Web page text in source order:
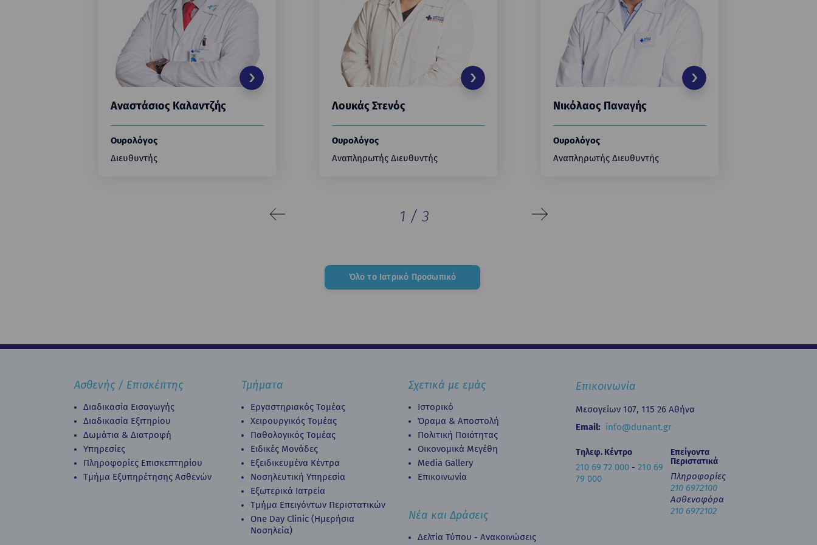
Αναστάσιος Καλαντζής
Ουρολόγος
Διευθυντής
Λουκάς Στενός
Ουρολόγος
Αναπληρωτής Διευθυντής
Νικόλαος Παναγής
Ουρολόγος
Αναπληρωτής Διευθυντής
1 / 3
Όλο το Ιατρικό Προσωπικό
Ασθενής / Επισκέπτης
Διαδικασία Εισαγωγής
Διαδικασία Eξιτηρίου
Δωμάτια & Διατροφή
Υπηρεσίες
Πληροφορίες Επισκεπτηρίου
Τμήμα Εξυπηρέτησης Ασθενών
Τμήματα
Εργαστηριακός Τομέας
Χειρουργικός Τομέας
Παθολογικός Τομέας
Ειδικές Μονάδες
Εξειδικευμένα Κέντρα
Νοσηλευτική Υπηρεσία
Εξωτερικά Ιατρεία
Τμήμα Επειγόντων Περιστατικών
Οne Day Clinic (Ημερήσια
Νοσηλεία)
Σχετικά με εμάς
Ιστορικό
Όραμα & Αποστολή
Πολιτική Ποιότητας
Οικονομικά Μεγέθη
Media Gallery
Επικοινωνία
Νέα και Δράσεις
Δελτία Τύπου - Ανακοινώσεις
Επικοινωνία
Μεσογείων 107, 115 26 Αθήνα
Email: info@dunant.gr
Τηλεφ. Κέντρο
210 69 72 000 - 210 69
79 000
Επείγοντα
Περιστατικά
Πληροφορίες
210 6972100
Ασθενοφόρα
210 6972102